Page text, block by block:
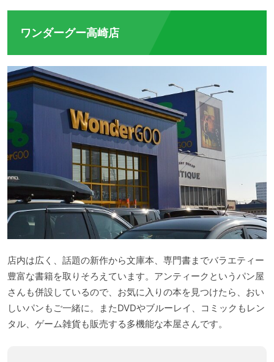
ワンダーグー高崎店
店内は広く、話題の新作から文庫本、専門書までバラエティー
豊富な書籍を取りそろえています。アンティークというパン屋
さんも併設しているので、お気に入りの本を見つけたら、おい
しいパンもご一緒に。またDVDやブルーレイ、コミックもレン
タル、ゲーム雑貨も販売する多機能な本屋さんです。